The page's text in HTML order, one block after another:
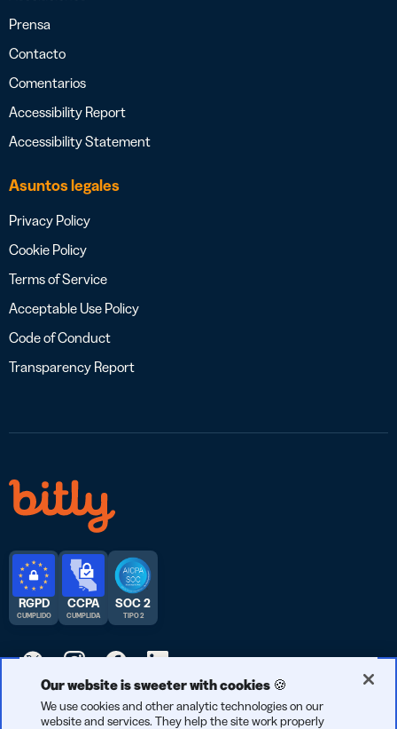
Prensa
Contacto
Comentarios
Accessibility Report
Accessibility Statement
Asuntos legales
Privacy Policy
Cookie Policy
Terms of Service
Acceptable Use Policy
Code of Conduct
Transparency Report
© 2026 Bitly | Hecho con cariño en Nueva York City, Berlín y en
RGPD
CUMPLIDO
CCPA
CUMPLIDA
SOC 2
TIPO 2
Our website is sweeter with cookies 🍪
We use cookies and other analytic technologies on our
website and services. They help the site work properly